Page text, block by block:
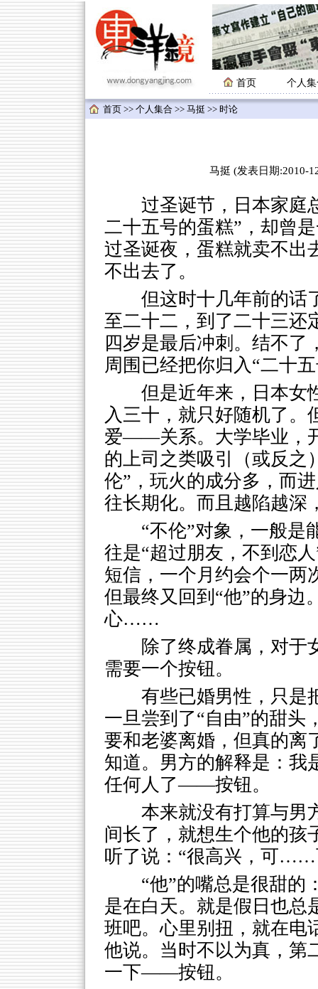
首页 个人
首页 >> 个人集合 >> 马挺 >> 时论
马挺 (发表日期:2010-
过圣诞节，日本家庭总
二十五号的蛋糕”，却曾
过圣诞夜，蛋糕就卖不
不出去了。
但这时十几年前的话
至二十二，到了二十三还
四岁是最后冲刺。结不了
周围已经把你归入“二十
但是近年来，日本女
入三十，就只好随机了
爱——关系。大学毕业，
的上司之类吸引（或反之
伦”，玩火的成分多，而
往长期化。而且越陷越深
“不伦”对象，一般是
往是“超过朋友，不到恋
短信，一个月约会个一两
但最终又回到“他”的身边
心……
除了终成眷属，对于
需要一个按钮。
有些已婚男性，只是
一旦尝到了“自由”的甜头
要和老婆离婚，但真的离
知道。男方的解释是：我
任何人了——按钮。
本来就没有打算与男
间长了，就想生个他的孩
听了说：“很高兴，可
“他”的嘴总是很甜
是在白天。就是假日也总
班吧。心里别扭，就在电
他说。当时不以为真，第
一下——按钮。